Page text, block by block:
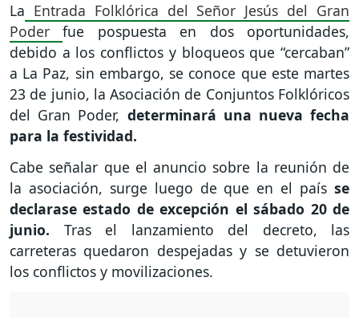
La Entrada Folklórica del Señor Jesús del Gran
Poderfue pospuesta en dos oportunidades,
debido a los conflictos y bloqueos que “cercaban”
a La Paz, sin embargo, se conoce que este martes
23 de junio, la Asociación de Conjuntos Folklóricos
del Gran Poder, determinará una nueva fecha
para la festividad.
Cabe señalar que el anuncio sobre la reunión de
la asociación, surge luego de que en el país se
declarase estado de excepción el sábado 20 de
junio. Tras el lanzamiento del decreto, las
carreteras quedaron despejadas y se detuvieron
los conflictos y movilizaciones.